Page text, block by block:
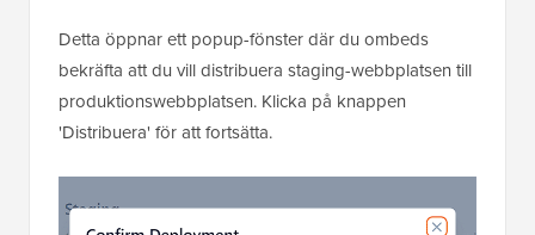
Detta öppnar ett popup-fönster där du ombeds
bekräfta att du vill distribuera staging-webbplatsen till
produktionswebbplatsen. Klicka på knappen
'Distribuera' för att fortsätta.